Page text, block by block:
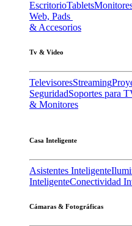
EscritorioTablets
Web, Pads
& Accesorios
Tv & Video
TelevisoresStreaming
SeguridadSoportes para
& Monitores
Casa Inteligente
Asistentes Inteligente
InteligenteConectividad
Cámaras & Fotográficas